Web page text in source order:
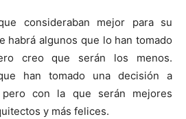
consideraban mejor para su
habrá algunos que lo han tomado
creo que serán los menos.
han tomado una decisión a
con la que serán mejores
y más felices.